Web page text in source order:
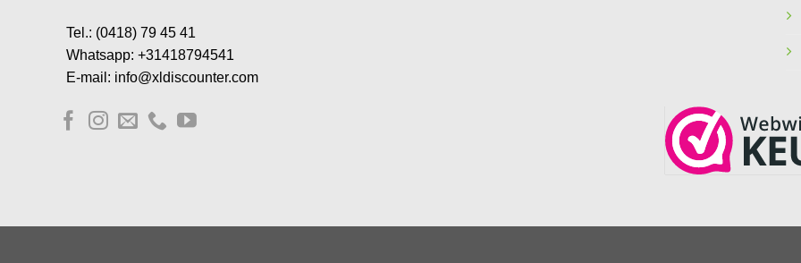
Tel.: (0418) 79 45 41
Whatsapp: +31418794541
E-mail: info@xldiscounter.com